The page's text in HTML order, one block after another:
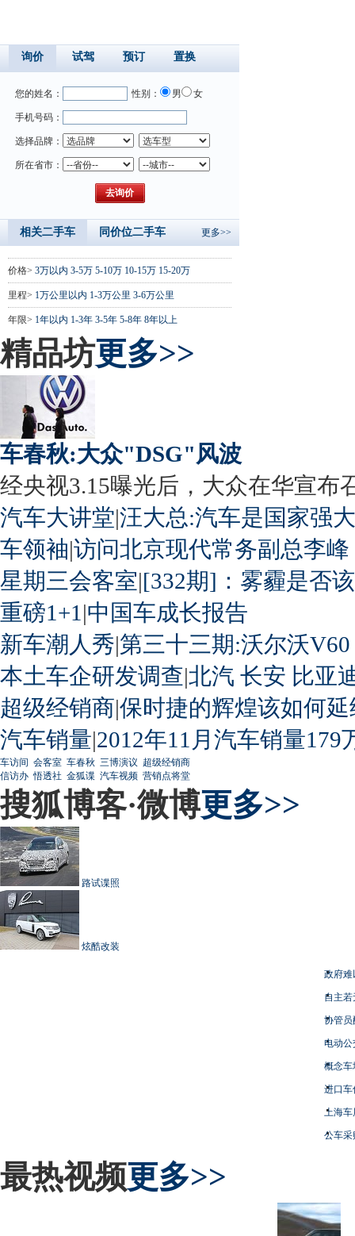
询价 试驾 预订 置换
您的姓名： 性别： 男 女
手机号码：
选择品牌：
所在省市：
相关二手车 同价位二手车 更多>>
价格> 3万以内 3-5万 5-10万 10-15万 15-20万
里程> 1万公里以内 1-3万公里 3-6万公里
年限> 1年以内 1-3年 3-5年 5-8年 8年以上
精品坊更多>>
车春秋:大众"DSG"风波
经央视3.15曝光后，大众在华宣布
汽车大讲堂|汪大总:汽车是国家强
车领袖|访问北京现代常务副总李峰
星期三会客室|[332期]：雾霾是否
重磅1+1 |中国车成长报告
新车潮人秀|第三十三期:沃尔沃
本土车企研发调查|北汽 长安 比亚
超级经销商|保时捷的辉煌该如何延
汽车销量|2012年11月汽车销量179
车访间 会客室 车春秋 三博演议 超级经销商
信访办 悟透社 金狐谍 汽车视频 营销点将堂
搜狐博客·微博更多>>
路试谍照
炫酷改装
政府难
自主
协管员
电动
概念车
进口车
上海
公车采
最热视频更多>>